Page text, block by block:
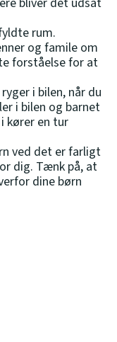
rum.
og famile om
forståelse for at
i bilen, når du
i bilen og barnet
kører en tur
ved det er farligt
dig. Tænk på, at
dine børn